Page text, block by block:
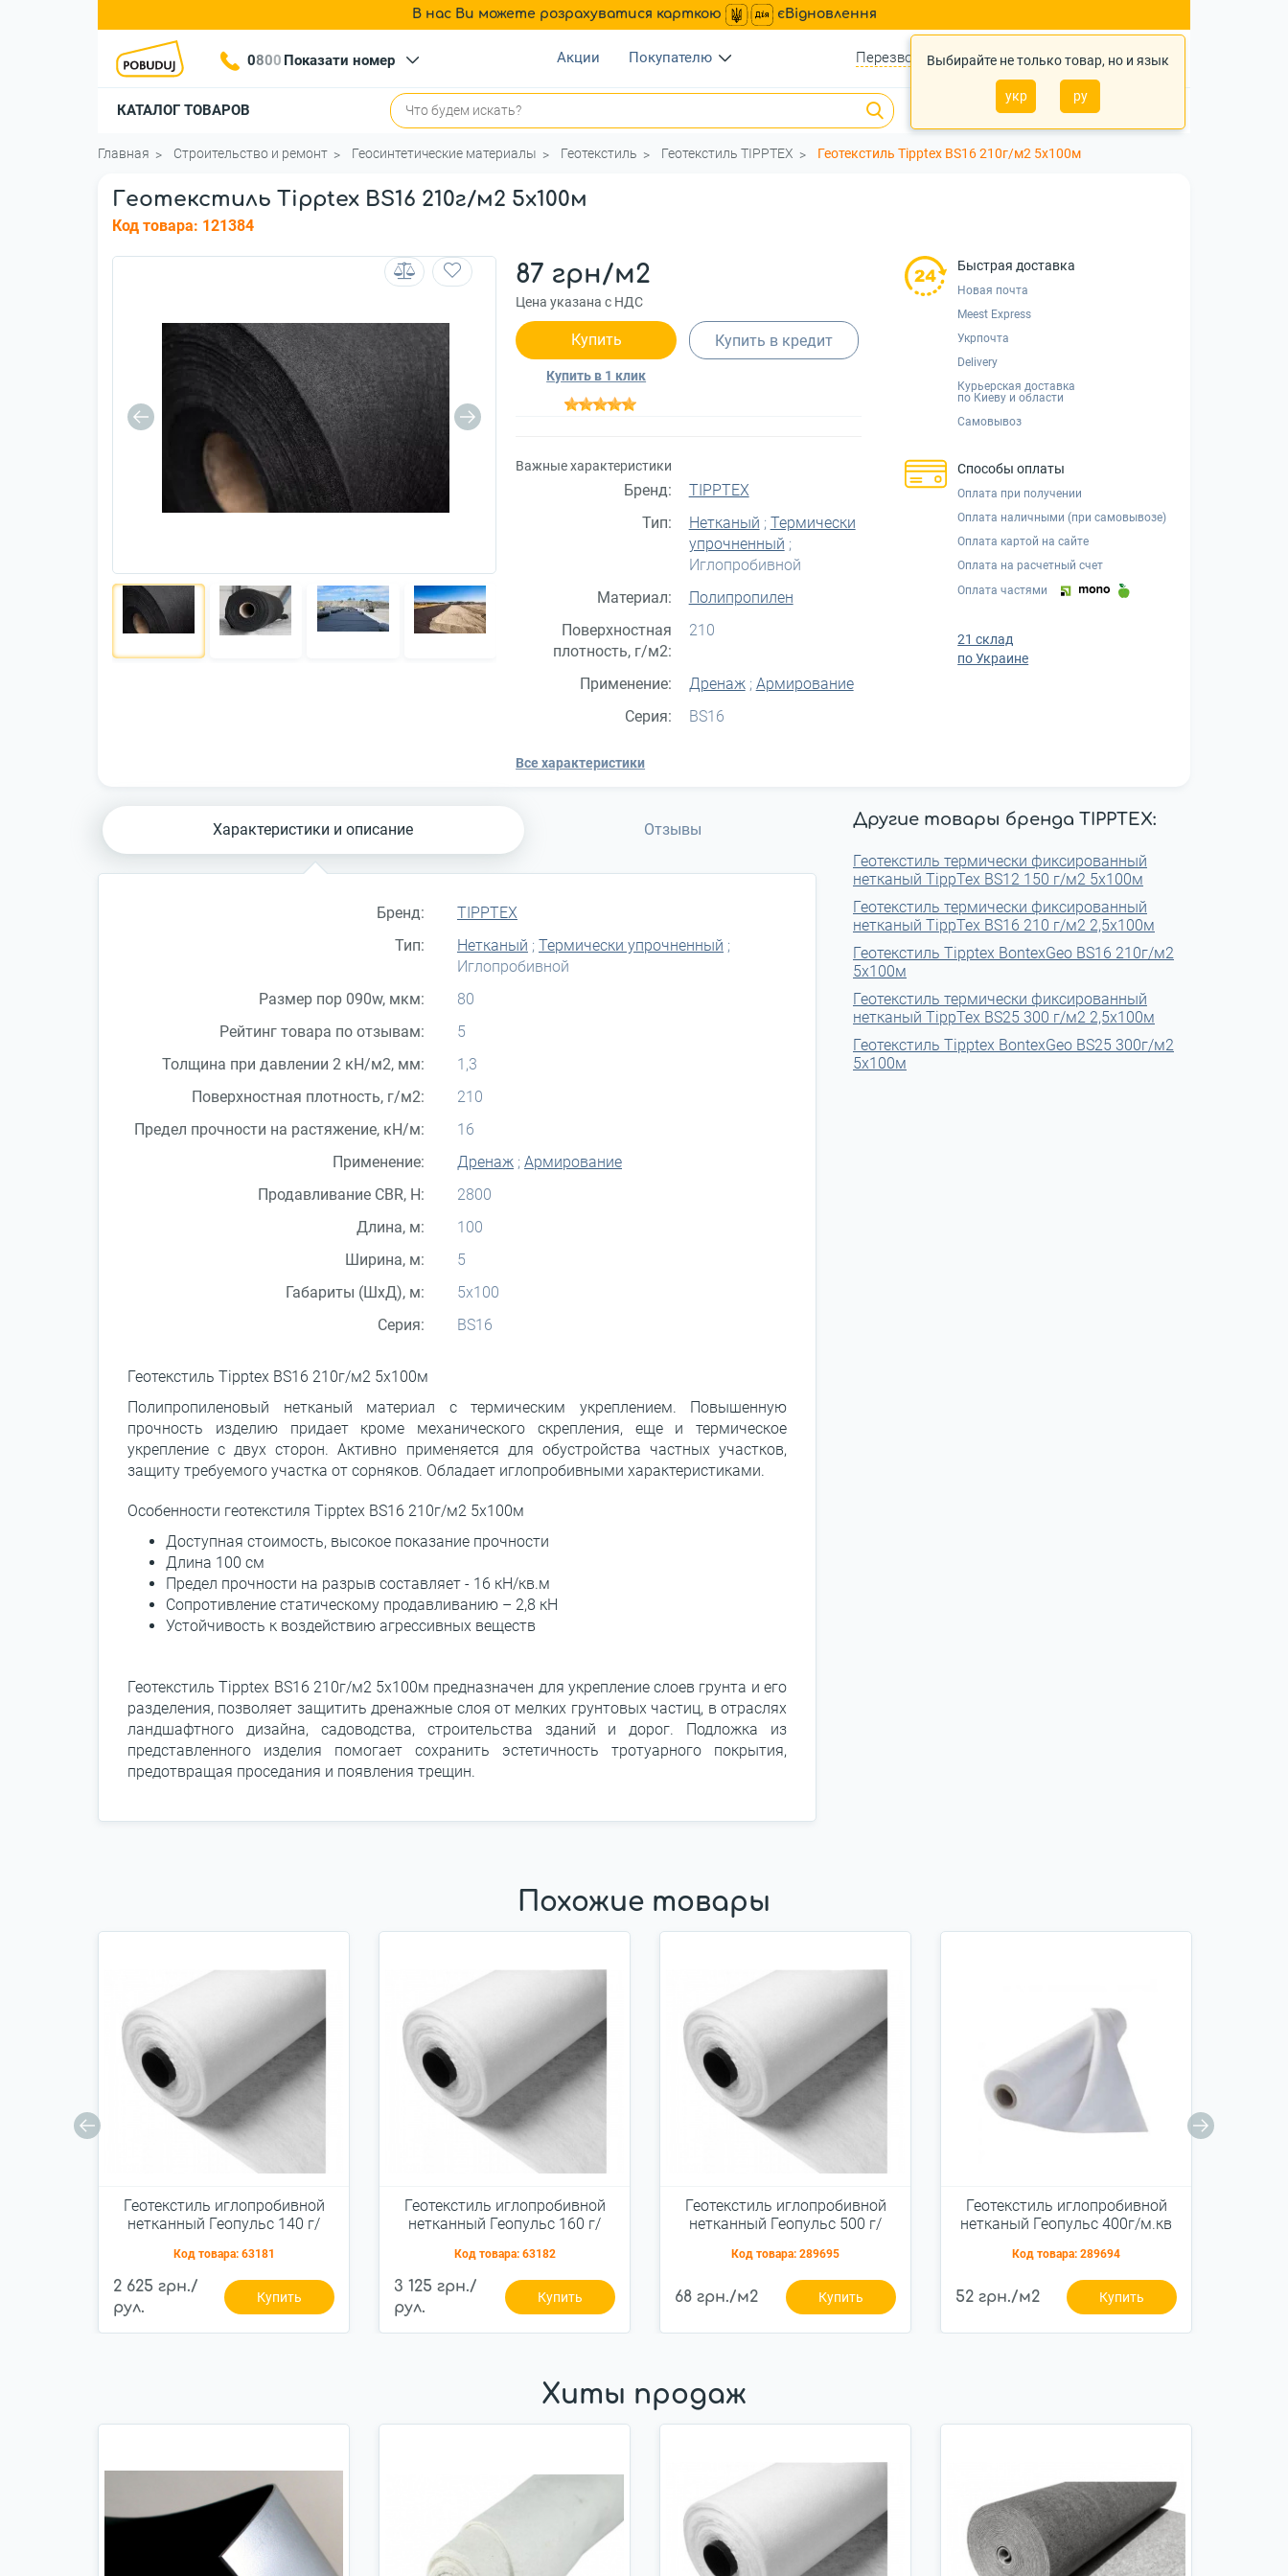
В нас Ви можете розрахуватися карткою єВідновлення
Выбирайте не только товар, но и язык
укр ру
0800 Показати номер Акции Покупателю Перезвонить? Войти Укр Ру
КАТАЛОГ ТОВАРОВ 0
Главная Строительство и ремонт Геосинтетические материалы Геотекстиль Геотекстиль TIPPTEX Геотекстиль Tipptex BS16 210г/м2 5x100м
Геотекстиль Tipptex BS16 210г/м2 5x100м
Код товара: 121384
87 грн/м2
Цена указана с НДС
Купить
Купить в 1 клик
Купить в кредит
Важные характеристики
Бренд:
TIPPTEX
Тип:
Нетканый ; Термически
упрочненный ;
Иглопробивной
Материал:
Полипропилен
Поверхностная
плотность, г/м2:
210
Применение: Дренаж; Армирование
Серия:
BS16
Все характеристики
Быстрая доставка
Новая почта
Meest Express
Укрпочта
Delivery
Курьерская доставка
по Киеву и области
Самовывоз
Способы оплаты
Оплата при получении
Оплата наличными (при самовывозе)
Оплата картой на сайте
Оплата на расчетный счет
Оплата частями
21 склад
по Украине
Характеристики и описание Отзывы
Бренд:
TIPPTEX
Тип:
Нетканый ; Термически упрочненный ;
Иглопробивной
Размер пор 090w, мкм:
80
Рейтинг товара по отзывам:
5
Толщина при давлении 2 кН/м2, мм:
1,3
Поверхностная плотность, г/м2:
210
Предел прочности на растяжение, кН/м:
16
Применение:
Дренаж ; Армирование
Продавливание CBR, Н:
2800
Длина, м:
100
Ширина, м:
5
Габариты (ШхД), м:
5х100
Серия:
BS16
Геотекстиль Tipptex BS16 210г/м2 5x100м
Полипропиленовый нетканый материал с термическим укреплением. Повышенную
прочность изделию придает кроме механического скрепления, еще и термическое
укрепление с двух сторон. Активно применяется для обустройства частных участков,
защиту требуемого участка от сорняков. Обладает иглопробивными характеристиками.
Особенности геотекстиля Tipptex BS16 210г/м2 5x100м
Доступная стоимость, высокое показание прочности
Длина 100 см
Предел прочности на разрыв составляет - 16 кН/кв.м
Сопротивление статическому продавливанию – 2,8 кН
Устойчивость к воздействию агрессивных веществ
Геотекстиль Tipptex BS16 210г/м2 5x100м предназначен для укрепление слоев грунта и его
разделения, позволяет защитить дренажные слоя от мелких грунтовых частиц, в отраслях
ландшафтного дизайна, садоводства, строительства зданий и дорог. Подложка из
представленного изделия помогает сохранить эстетичность тротуарного покрытия,
предотвращая проседания и появления трещин.
Другие товары бренда TIPPTEX:
Геотекстиль термически фиксированный
нетканый TippTex BS12 150 г/м2 5х100м
Геотекстиль термически фиксированный
нетканый TippTex BS16 210 г/м2 2,5х100м
Геотекстиль Tipptex BontexGeo BS16 210г/м2
5x100м
Геотекстиль термически фиксированный
нетканый TippTex BS25 300 г/м2 2,5х100м
Геотекстиль Tipptex BontexGeo BS25 300г/м2
5x100м
Похожие товары
Геотекстиль иглопробивной
нетканный Геопульс 140 г/
Код товара: 63181
2 625 грн./
рул.
Купить
Геотекстиль иглопробивной
нетканный Геопульс 160 г/
Код товара: 63182
3 125 грн./
рул.
Купить
Геотекстиль иглопробивной
нетканный Геопульс 500 г/
Код товара: 289695
68 грн./м2 Купить
Геотекстиль иглопробивной
нетканый Геопульс 400г/м.кв
Код товара: 289694
52 грн./м2 Купить
Хиты продаж